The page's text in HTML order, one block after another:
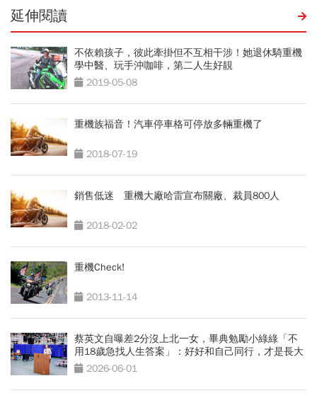
延伸閱讀
不依賴孩子，彼此牽掛但不互相干涉！她退休騎重機
學中醫、玩手沖咖啡，第二人生好靚
2019-05-08
重機族福音！汽車停車格可停放多輛重機了
2018-07-19
銷售低迷 重機大廠哈雷宣布關廠、裁員800人
2018-02-02
重機Check!
2013-11-14
蔡英文自曝差2分沒上北一女，畢典勉勵小綠綠「不
用18歲急找人生答案」：好好和自己同行，才是長大
的開始
2026-06-01